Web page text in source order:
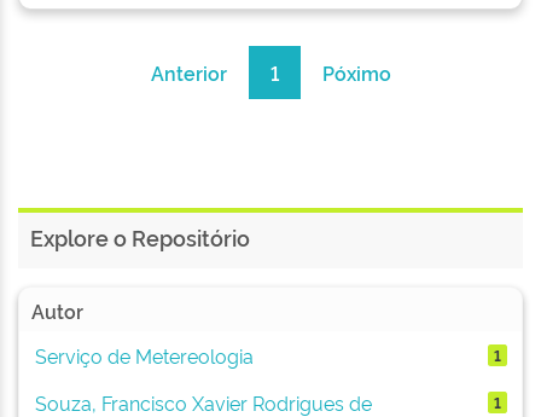
Anterior 1 Póximo
Explore o Repositório
Autor
Serviço de Metereologia
1
Souza, Francisco Xavier Rodrigues de 1